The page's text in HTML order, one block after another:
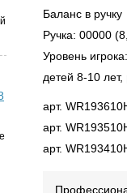
Баланс в ручку
Ручка: 00000
Уровень
детей 8-10
арт.
арт.
арт.